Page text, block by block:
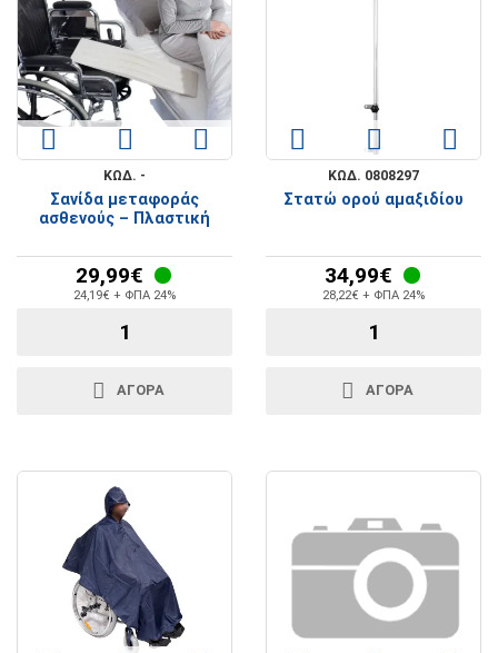
ΚΩΔ. -
Σανίδα μεταφοράς
ασθενούς – Πλαστική
29,99€
24,19€ + ΦΠΑ 24%
ΑΓΟΡΑ
ΚΩΔ. 0808297
Στατώ ορού αμαξιδίου
34,99€
28,22€ + ΦΠΑ 24%
ΑΓΟΡΑ